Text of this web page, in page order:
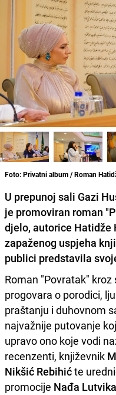
Foto: Privatni album / Roman
U prepunoj sali Gazi
je promoviran roman
djelo, autorice Hatidže
zapaženog uspjeha
publici predstavila
Roman "Povratak"
progovara o porodici,
praštanju i duhovnom
najvažnije putovanje
upravo ono koje vodi
recenzenti, književnik
Nikšić Rebihićte
promocije Nađa